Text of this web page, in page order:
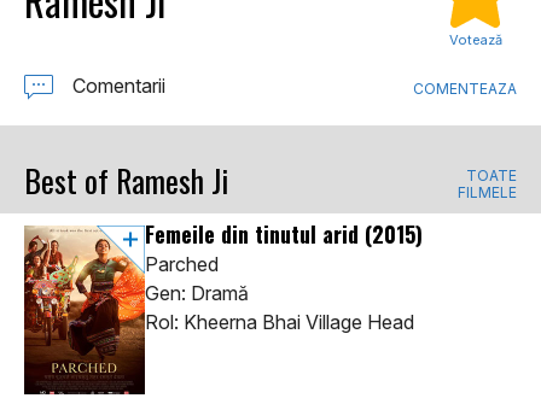
Votează
Comentarii COMENTEAZA
Best of Ramesh Ji
TOATE
FILMELE
Femeile din tinutul arid (2015)
Parched
Gen: Dramă
Rol: Kheerna Bhai Village Head